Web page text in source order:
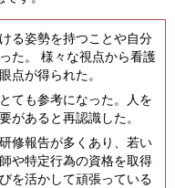
る姿勢を持つことや自分
た。 様々な視点から看護
点が得られた。
ても参考になった。人を
があると再認識した。
修報告が多くあり、若い
や特定行為の資格を取得
を活かして頑張っている